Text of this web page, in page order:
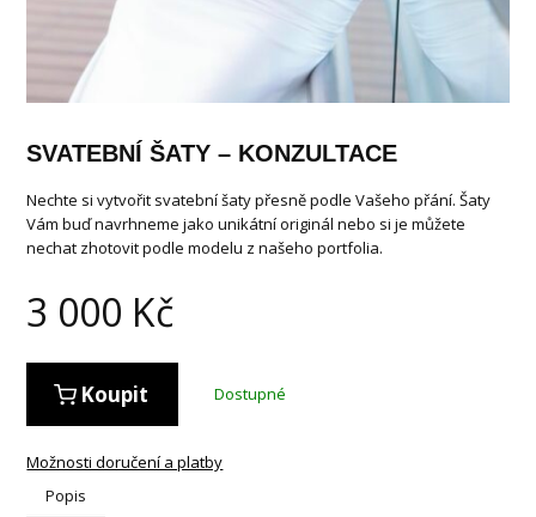
SVATEBNÍ ŠATY – KONZULTACE
Nechte si vytvořit svatební šaty přesně podle Vašeho přání. Šaty
Vám buď navrhneme jako unikátní originál nebo si je můžete
nechat zhotovit podle modelu z našeho portfolia.
3 000 Kč
Koupit Dostupné
Možnosti doručení a platby
Popis